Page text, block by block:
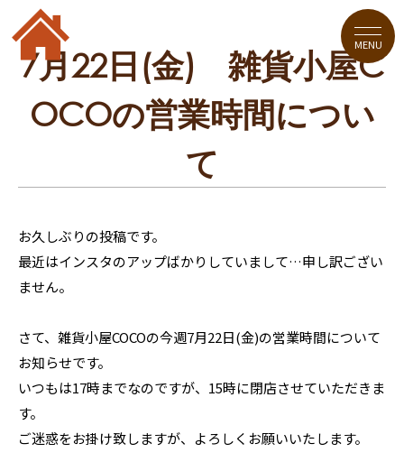
MENU
7月22日(金) 雑貨小屋C
OCOの営業時間につい
て
お久しぶりの投稿です。
最近はインスタのアップばかりしていまして…申し訳ござい
ません。
さて、雑貨小屋COCOの今週7月22日(金)の営業時間について
お知らせです。
いつもは17時までなのですが、15時に閉店させていただきま
す。
ご迷惑をお掛け致しますが、よろしくお願いいたします。